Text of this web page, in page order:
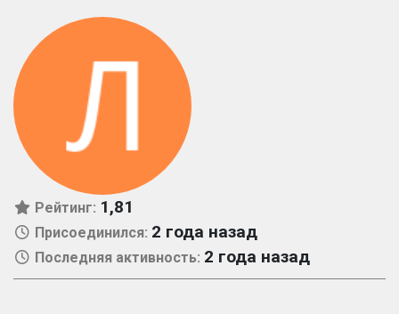
Рейтинг: 1,81
Присоединился: 2 года назад
Последняя активность: 2 года назад